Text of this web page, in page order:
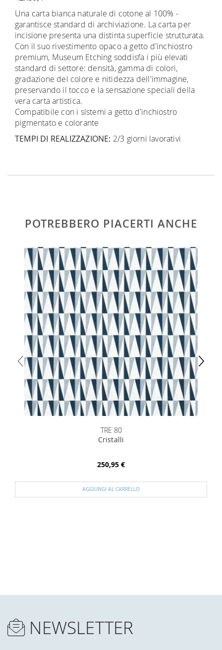
Una carta bianca naturale di cotone al 100% -
garantisce standard di archiviazione. La carta per
incisione presenta una distinta superficie strutturata.
Con il suo rivestimento opaco a getto d'inchiostro
premium, Museum Etching soddisfa i più elevati
standard di settore: densità, gamma di colori,
gradazione del colore e nitidezza dell'immagine,
preservando il tocco e la sensazione speciali della
vera carta artistica.
Compatibile con i sistemi a getto d'inchiostro
pigmentato e colorante
TEMPI DI REALIZZAZIONE: 2/3 giorni lavorativi
POTREBBERO PIACERTI ANCHE
TRE 80
Cristalli
250,95 €
AGGIUNGI AL CARRELLO
NEWSLETTER